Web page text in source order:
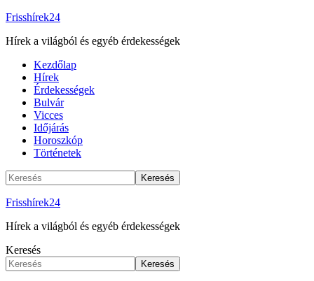
Frisshírek24
Hírek a világból és egyéb érdekességek
Kezdőlap
Hírek
Érdekességek
Bulvár
Vicces
Időjárás
Horoszkóp
Történetek
Frisshírek24
Hírek a világból és egyéb érdekességek
Keresés